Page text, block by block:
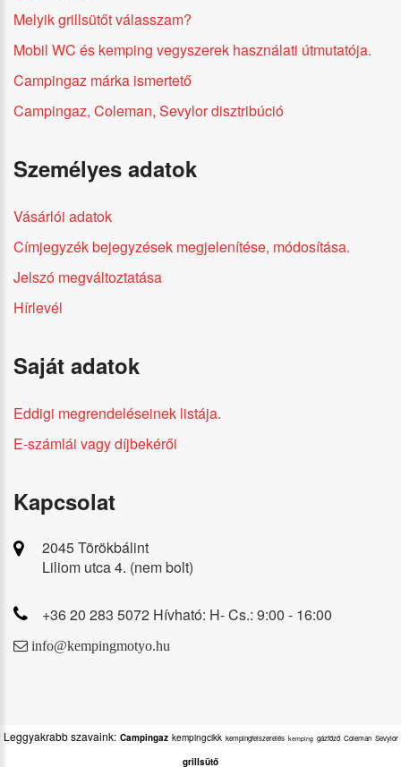
Melyik grillsütőt válasszam?
Mobil WC és kemping vegyszerek használati útmutatója.
Campingaz márka ismertető
Campingaz, Coleman, Sevylor disztribúció
Személyes adatok
Vásárlói adatok
Címjegyzék bejegyzések megjelenítése, módosítása.
Jelszó megváltoztatása
Hírlevél
Saját adatok
Eddigi megrendeléseinek listája.
E-számlái vagy díjbekérői
Kapcsolat
2045 Törökbálint
Liliom utca 4. (nem bolt)
+36 20 283 5072 Hívható: H- Cs.: 9:00 - 16:00
info@kempingmotyo.hu
Leggyakrabb szavaink: Campingaz kempingcikk kempingfelszerelés kemping gázfőző Coleman Sevylor
grillsütő